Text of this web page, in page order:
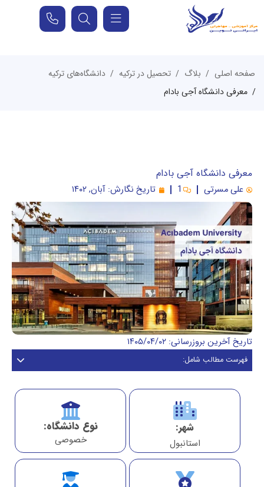
صفحه اصلی بلاگ تحصیل در ترکیه
دانشگاه‌های ترکیه
معرفی دانشگاه آجی بادام
معرفی دانشگاه آجی بادام
علی مسرتی 1 تاریخ نگارش: آبان, ۱۴۰۲
تاریخ آخرین بروزرسانی: ۱۴۰۵/۰۴/۰۲
فهرست مطالب شامل:
شهر:
استانبول
نوع دانشگاه:
خصوصی